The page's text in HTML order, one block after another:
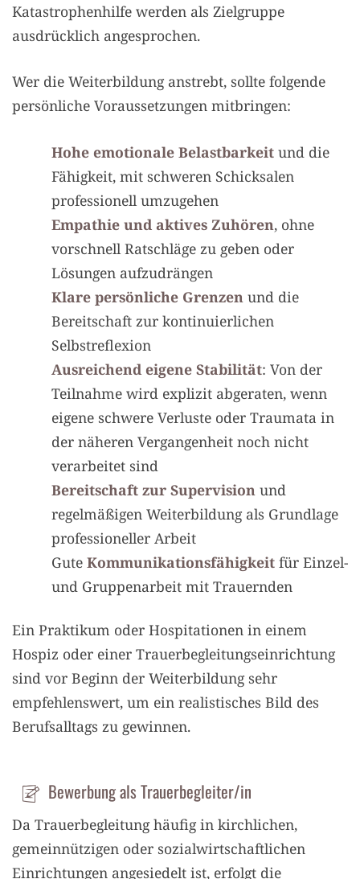
Katastrophenhilfe werden als Zielgruppe
ausdrücklich angesprochen.
Wer die Weiterbildung anstrebt, sollte folgende
persönliche Voraussetzungen mitbringen:
Hohe emotionale Belastbarkeit und die
Fähigkeit, mit schweren Schicksalen
professionell umzugehen
Empathie und aktives Zuhören, ohne
vorschnell Ratschläge zu geben oder
Lösungen aufzudrängen
Klare persönliche Grenzen und die
Bereitschaft zur kontinuierlichen
Selbstreflexion
Ausreichend eigene Stabilität: Von der
Teilnahme wird explizit abgeraten, wenn
eigene schwere Verluste oder Traumata in
der näheren Vergangenheit noch nicht
verarbeitet sind
Bereitschaft zur Supervision und
regelmäßigen Weiterbildung als Grundlage
professioneller Arbeit
Gute Kommunikationsfähigkeit für Einzel-
und Gruppenarbeit mit Trauernden
Ein Praktikum oder Hospitationen in einem
Hospiz oder einer Trauerbegleitungseinrichtung
sind vor Beginn der Weiterbildung sehr
empfehlenswert, um ein realistisches Bild des
Berufsalltags zu gewinnen.
Bewerbung als Trauerbegleiter/in
Da Trauerbegleitung häufig in kirchlichen,
gemeinnützigen oder sozialwirtschaftlichen
Einrichtungen angesiedelt ist, erfolgt die